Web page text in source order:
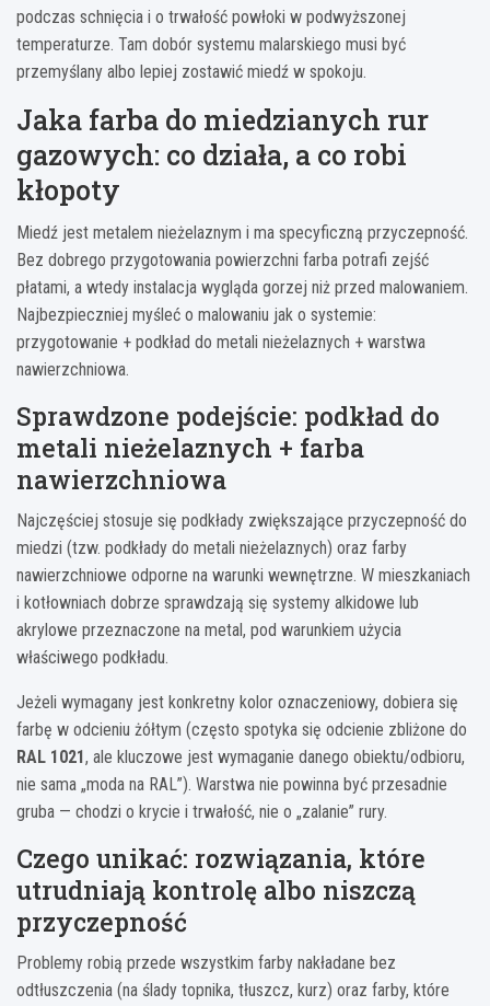
podczas schnięcia i o trwałość powłoki w podwyższonej
temperaturze. Tam dobór systemu malarskiego musi być
przemyślany albo lepiej zostawić miedź w spokoju.
Jaka farba do miedzianych rur
gazowych: co działa, a co robi
kłopoty
Miedź jest metalem nieżelaznym i ma specyficzną przyczepność.
Bez dobrego przygotowania powierzchni farba potrafi zejść
płatami, a wtedy instalacja wygląda gorzej niż przed malowaniem.
Najbezpieczniej myśleć o malowaniu jak o systemie:
przygotowanie + podkład do metali nieżelaznych + warstwa
nawierzchniowa.
Sprawdzone podejście: podkład do
metali nieżelaznych + farba
nawierzchniowa
Najczęściej stosuje się podkłady zwiększające przyczepność do
miedzi (tzw. podkłady do metali nieżelaznych) oraz farby
nawierzchniowe odporne na warunki wewnętrzne. W mieszkaniach
i kotłowniach dobrze sprawdzają się systemy alkidowe lub
akrylowe przeznaczone na metal, pod warunkiem użycia
właściwego podkładu.
Jeżeli wymagany jest konkretny kolor oznaczeniowy, dobiera się
farbę w odcieniu żółtym (często spotyka się odcienie zbliżone do
RAL 1021, ale kluczowe jest wymaganie danego obiektu/odbioru,
nie sama „moda na RAL”). Warstwa nie powinna być przesadnie
gruba — chodzi o krycie i trwałość, nie o „zalanie” rury.
Czego unikać: rozwiązania, które
utrudniają kontrolę albo niszczą
przyczepność
Problemy robią przede wszystkim farby nakładane bez
odtłuszczenia (na ślady topnika, tłuszcz, kurz) oraz farby, które